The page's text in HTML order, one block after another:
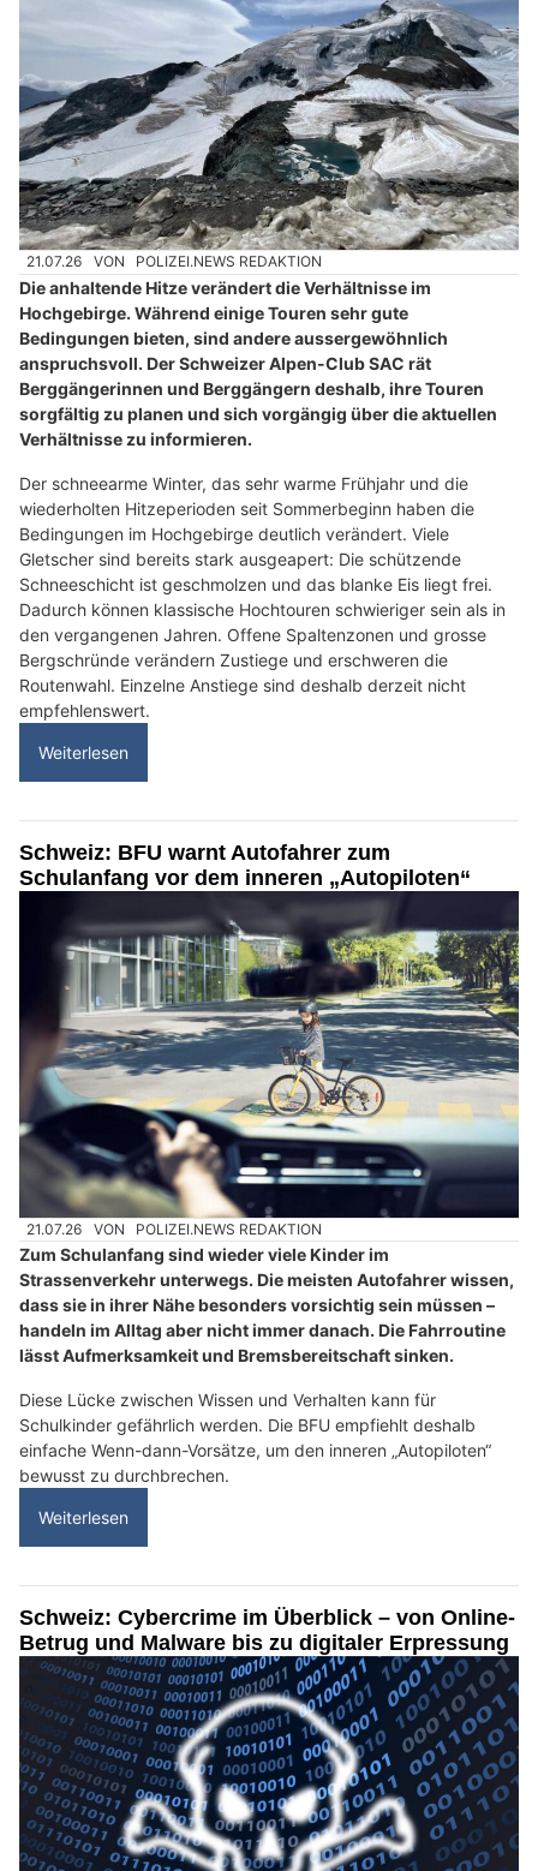
21.07.26 VON POLIZEI.NEWS REDAKTION
Die anhaltende Hitze verändert die Verhältnisse im
Hochgebirge. Während einige Touren sehr gute
Bedingungen bieten, sind andere aussergewöhnlich
anspruchsvoll. Der Schweizer Alpen-Club SAC rät
Berggängerinnen und Berggängern deshalb, ihre Touren
sorgfältig zu planen und sich vorgängig über die aktuellen
Verhältnisse zu informieren.
Der schneearme Winter, das sehr warme Frühjahr und die
wiederholten Hitzeperioden seit Sommerbeginn haben die
Bedingungen im Hochgebirge deutlich verändert. Viele
Gletscher sind bereits stark ausgeapert: Die schützende
Schneeschicht ist geschmolzen und das blanke Eis liegt frei.
Dadurch können klassische Hochtouren schwieriger sein als in
den vergangenen Jahren. Offene Spaltenzonen und grosse
Bergschründe verändern Zustiege und erschweren die
Routenwahl. Einzelne Anstiege sind deshalb derzeit nicht
empfehlenswert.
Weiterlesen
Schweiz: BFU warnt Autofahrer zum
Schulanfang vor dem inneren „Autopiloten“
21.07.26 VON POLIZEI.NEWS REDAKTION
Zum Schulanfang sind wieder viele Kinder im
Strassenverkehr unterwegs. Die meisten Autofahrer wissen,
dass sie in ihrer Nähe besonders vorsichtig sein müssen –
handeln im Alltag aber nicht immer danach. Die Fahrroutine
lässt Aufmerksamkeit und Bremsbereitschaft sinken.
Diese Lücke zwischen Wissen und Verhalten kann für
Schulkinder gefährlich werden. Die BFU empfiehlt deshalb
einfache Wenn-dann-Vorsätze, um den inneren „Autopiloten“
bewusst zu durchbrechen.
Weiterlesen
Schweiz: Cybercrime im Überblick – von Online-
Betrug und Malware bis zu digitaler Erpressung